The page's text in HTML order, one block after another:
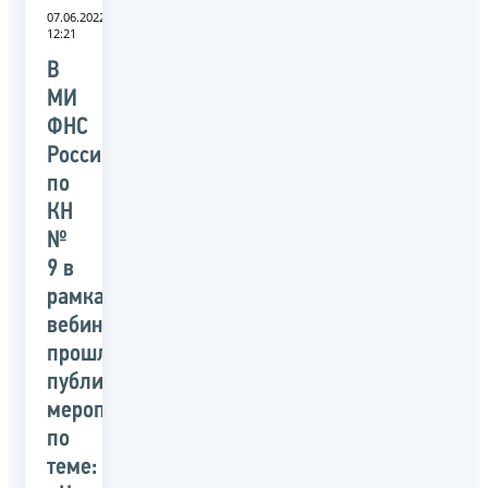
07.06.2022
12:21
В
МИ
ФНС
России
по
КН
№
9 в
рамках
вебинара
прошло
публичное
мероприятие
по
теме: